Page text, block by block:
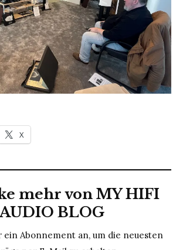
X
mehr von MY HIFI
BLOG
ein Abonnement an, um die neuesten